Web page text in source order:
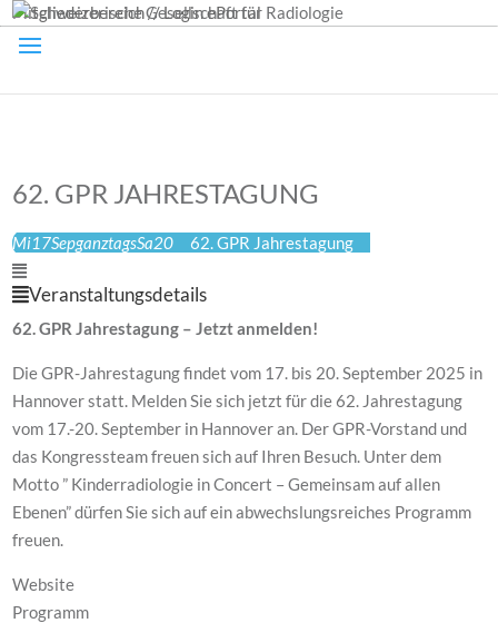
Mitgliederbereich // Login ePortal
62. GPR JAHRESTAGUNG
Mi17SepganztagsSa20 62. GPR Jahrestagung
Veranstaltungsdetails
62. GPR Jahrestagung – Jetzt anmelden!
Die GPR-Jahrestagung findet vom 17. bis 20. September 2025 in
Hannover statt. Melden Sie sich jetzt für die 62. Jahrestagung
vom 17.-20. September in Hannover an. Der GPR-Vorstand und
das Kongressteam freuen sich auf Ihren Besuch. Unter dem
Motto ” Kinderradiologie in Concert – Gemeinsam auf allen
Ebenen” dürfen Sie sich auf ein abwechslungsreiches Programm
freuen.
Website
Programm